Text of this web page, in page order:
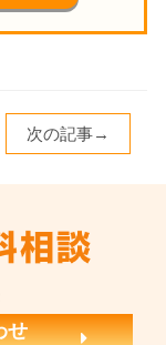
次の記事→
せ